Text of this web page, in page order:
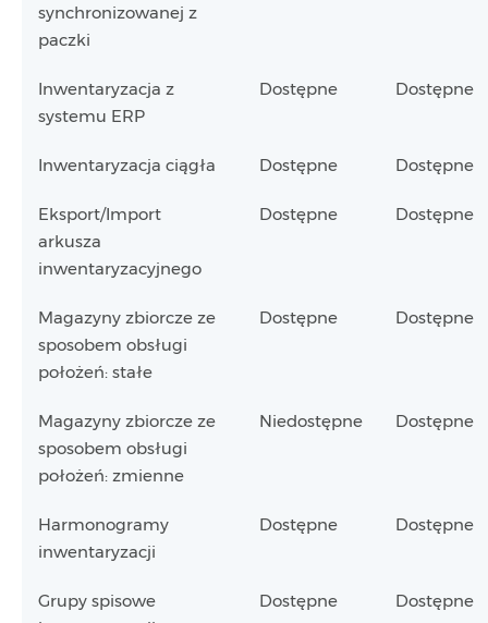
synchronizowanej z
paczki
Inwentaryzacja z
systemu ERP
Dostępne Dostępne
Inwentaryzacja ciągła Dostępne Dostępne
Eksport/Import
arkusza
inwentaryzacyjnego
Dostępne Dostępne
Magazyny zbiorcze ze
sposobem obsługi
położeń: stałe
Dostępne Dostępne
Magazyny zbiorcze ze
sposobem obsługi
położeń: zmienne
Niedostępne Dostępne
Harmonogramy
inwentaryzacji
Dostępne Dostępne
Grupy spisowe
Dostępne Dostępne